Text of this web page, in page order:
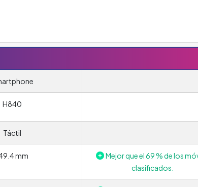
H840
Táctil
mm
Mejor que el 69 % de los
clasificados.